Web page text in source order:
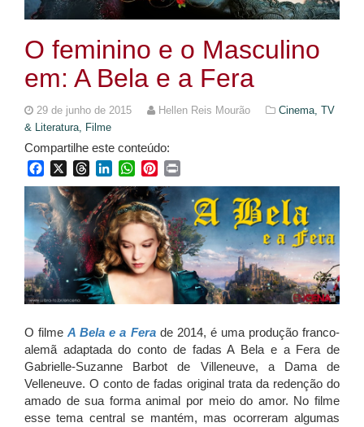
O feminino e o Masculino
em: A Bela e a Fera
29 de junho de 2015 Hellen Reis Mourão
Cinema, TV
& Literatura,
Filme
Compartilhe este conteúdo:
FacebookThreadsLinkedInWhatsApp
Pinterest
O filmeA Bela e a Ferade 2014, é uma produção franco-
alemã adaptada do conto de fadas A Bela e a Fera de
Gabrielle-Suzanne Barbot de Villeneuve, a Dama de
Velleneuve. O conto de fadas original trata da redenção do
amado de sua forma animal por meio do amor. No filme
esse tema central se mantém, mas ocorreram algumas